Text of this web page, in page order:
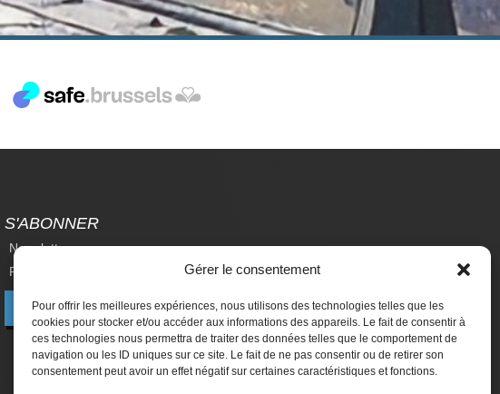
Gérer le consentement
Pour offrir les meilleures expériences, nous utilisons des technologies telles que les
cookies pour stocker et/ou accéder aux informations des appareils. Le fait de consentir à
ces technologies nous permettra de traiter des données telles que le comportement de
navigation ou les ID uniques sur ce site. Le fait de ne pas consentir ou de retirer son
consentement peut avoir un effet négatif sur certaines caractéristiques et fonctions.
S'ABONNER
Newsletter
Revue Du Droit Des Étrangers
Faire un don